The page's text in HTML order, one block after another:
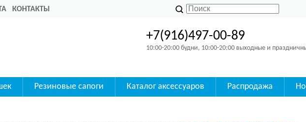
КОНТАКТЫ
+7(916)497-00-89
10:00-20:00 будни, 10:00-20:00 выходные и
Резиновые сапоги Каталог аксессуаров Распродажа